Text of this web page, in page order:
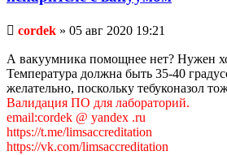
Непрочитанное
cordek » 05 авг 2020 19:21
А вакуумника помощнее нет? Нужен
Температура должна быть 35-40
желательно, поскольку тебуконазол
Валидация ПО для лабораторий.
email:cordek @ yandex .ru
https://t.me/limsaccreditation
https://vk.com/limsaccreditation